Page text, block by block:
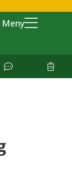
Meny